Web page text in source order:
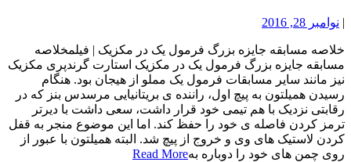
| نوامبر 28, 2016
خلاصه مسابقه جایزه بزرگ فرمول یک در مکزیک | فیلمخلاصه
مسابقه جایزه بزرگ فرمول یک در مکزیک استارت گرندپری مکزیک
نیز مانند سایر مسابقات فرمول یک مملو از هیجان بود. هنگام
رسیدن همیلتون به پیچ اول، راننده ی بریتانیایی مرسدس بنز که در
رقابتی نزدیک با هم تیمی خود قرار داشت، سعی داشت با دیرتر
ترمز کردن فاصله ی خود را حفظ کند. اما این موضوع منجر به قفل
کردن لاستیک های وی و خروج از پیچ شد. البته همیلتون با عبور از
روی چمن های خود را دوباره بهRead More